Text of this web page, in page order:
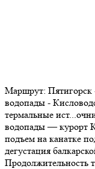
Маршрут:
водопады -
термальные ист...
водопады — курорт
подъем на канатке
дегустация
Продолжительность